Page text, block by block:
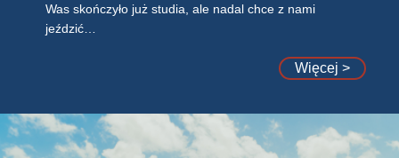
Was skończyło już studia, ale nadal chce z nami
jeździć…
Więcej >